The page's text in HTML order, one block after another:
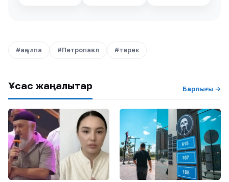
#ақ ұлпа #Петропавл #терек
Ұқсас жаңалықтар Барлығы →